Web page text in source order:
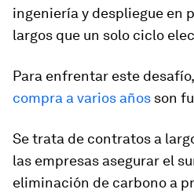
ingeniería y despliegue en
largos que un solo ciclo
Para enfrentar este
compra a varios años son
Se trata de contratos a
las empresas asegurar el
eliminación de carbono a